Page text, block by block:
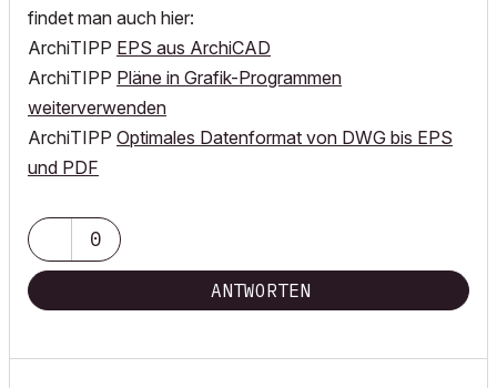
findet man auch hier:
ArchiTIPP EPS aus ArchiCAD
ArchiTIPP Pläne in Grafik-Programmen
weiterverwenden
ArchiTIPP Optimales Datenformat von DWG bis EPS
und PDF
0
ANTWORTEN